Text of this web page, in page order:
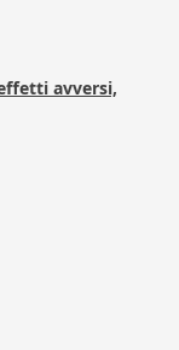
avversi,